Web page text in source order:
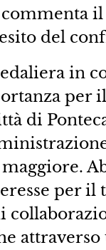
il
del
in
per
di
per
attraverso